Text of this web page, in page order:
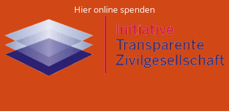
Hier online spenden